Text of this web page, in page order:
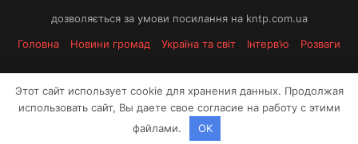
дозволяється за умови посилання на kntp.com.ua
Головна
Новини громад Україна та світ Інтерв’ю Розваги
Этот сайт использует cookie для хранения данных. Продолжая
использовать сайт, Вы даете свое согласие на работу с этими
файлами.
OK